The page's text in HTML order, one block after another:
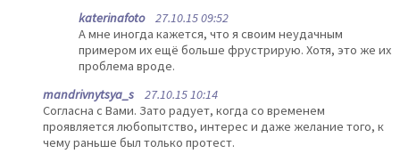
katerinafoto27.10.15 09:52
А мне иногда кажется, что я своим неудачным
примером их ещё больше фрустрирую. Хотя, это же их
проблема вроде.
mandrivnytsya_s 27.10.15 10:14
Согласна с Вами. Зато радует, когда со временем
проявляется любопытство, интерес и даже желание того, к
чему раньше был только протест.